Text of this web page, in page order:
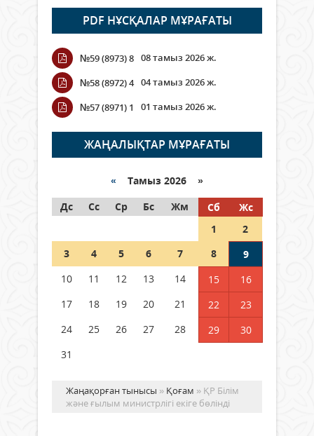
Open Air: Қызылорда облысы
полиция департаменті 20
мыңнан астам көрерменнің
қауіпсіздігін қамтамасыз етті
06 тамыз 2026 ж.
Wi-Fi ҚАБЫРҒА АРҚЫЛЫ ҚАЛАЙ
ӨТЕДІ?
06 тамыз 2026 ж. 278
граждане Казахстана,
05 тамыз 2026 ж. 160
Шетелде жүрген Қазақстан
азаматтары қалай дауыс бере
PDF НҰСҚАЛАР МҰРАҒАТЫ
№59 (8973) 8 08 тамыз 2026 ж.
№58 (8972) 4 04 тамыз 2026 ж.
№57 (8971) 1
01 тамыз 2026 ж.
ЖАҢАЛЫҚТАР МҰРАҒАТЫ
« Тамыз 2026 »
Дс
Сс Ср Бс Жм Сб
Жс
1
2
3
4 5 6 7 8
9
10
11 12 13 14 15
16
17
18 19 20 21 22
23
24
25 26 27 28 29
30
31
Жаңақорған тынысы » Қоғам » ҚР Білім
және ғылым министрлігі екіге бөлінді